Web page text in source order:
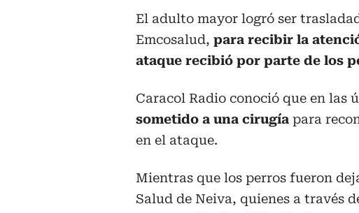
El adulto mayor logró ser
Emcosalud, para recibir la
ataque recibió por parte de los
Caracol Radio conoció que en las
sometido a una cirugía para
en el ataque.
Mientras que los perros fueron
Salud de Neiva, quienes a través